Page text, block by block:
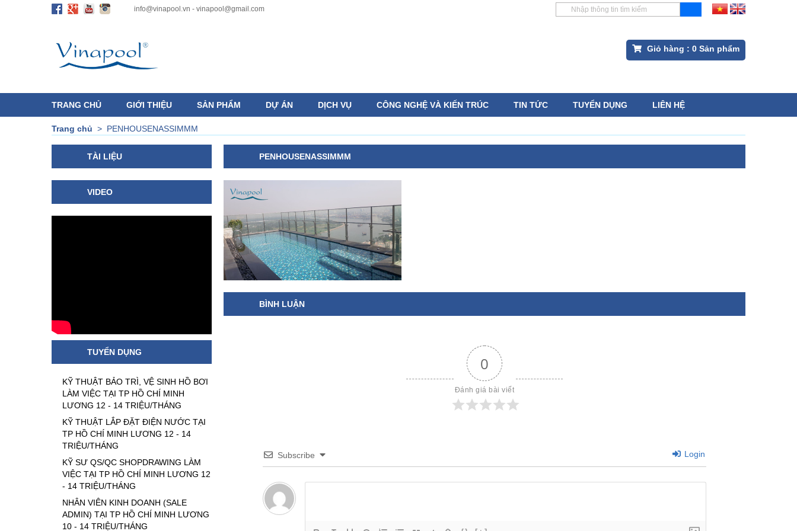
info@vinapool.vn - vinapool@gmail.com
Giỏ hàng : 0 Sản phẩm
TRANG CHỦ GIỚI THIỆU SẢN PHẨM DỰ ÁN DỊCH VỤ CÔNG NGHỆ VÀ KIẾN TRÚC TIN TỨC TUYỂN DỤNG LIÊN HỆ
Trang chủ > PENHOUSENASSIMMM
TÀI LIỆU
VIDEO
TUYỂN DỤNG
KỸ THUẬT BẢO TRÌ, VỆ SINH HỒ BƠI
LÀM VIỆC TẠI TP HỒ CHÍ MINH
LƯƠNG 12 - 14 TRIỆU/THÁNG
KỸ THUẬT LẮP ĐẶT ĐIỆN NƯỚC TẠI
TP HỒ CHÍ MINH LƯƠNG 12 - 14
TRIỆU/THÁNG
KỸ SƯ QS/QC SHOPDRAWING LÀM
VIỆC TẠI TP HỒ CHÍ MINH LƯƠNG 12
- 14 TRIỆU/THÁNG
NHÂN VIÊN KINH DOANH (SALE
ADMIN) TẠI TP HỒ CHÍ MINH LƯƠNG
10 - 14 TRIỆU/THÁNG
PENHOUSENASSIMMM
BÌNH LUẬN
0
Đánh giá bài viết
Subscribe Login